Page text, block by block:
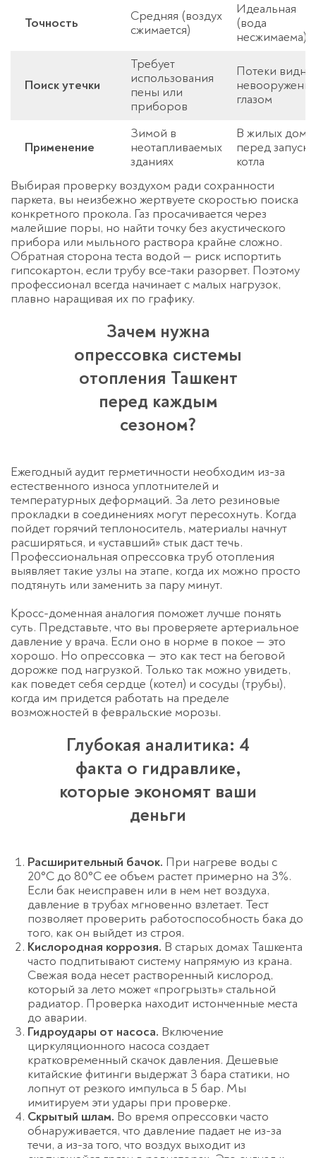
Точность
Средняя (воздух
сжимается)
Идеальная
(вода
несжимаема)
Поиск утечки
Требует
использования
пены или
приборов
Потеки видны
глазом
Применение
Зимой в
неотапливаемых
зданиях
В жилых
перед
котла
Выбирая проверку воздухом ради сохранности
паркета, вы неизбежно жертвуете скоростью поиска
конкретного прокола. Газ просачивается через
малейшие поры, но найти точку без акустического
прибора или мыльного раствора крайне сложно.
Обратная сторона теста водой — риск испортить
гипсокартон, если трубу все-таки разорвет. Поэтому
профессионал всегда начинает с малых нагрузок,
плавно наращивая их по графику.
Зачем нужна
опрессовка системы
отопления Ташкент
перед каждым
сезоном?
Ежегодный аудит герметичности необходим из-за
естественного износа уплотнителей и
температурных деформаций. За лето резиновые
прокладки в соединениях могут пересохнуть. Когда
пойдет горячий теплоноситель, материалы начнут
расширяться, и «уставший» стык даст течь.
Профессиональная опрессовка труб отопления
выявляет такие узлы на этапе, когда их можно просто
подтянуть или заменить за пару минут.
Кросс-доменная аналогия поможет лучше понять
суть. Представьте, что вы проверяете артериальное
давление у врача. Если оно в норме в покое — это
хорошо. Но опрессовка — это как тест на беговой
дорожке под нагрузкой. Только так можно увидеть,
как поведет себя сердце (котел) и сосуды (трубы),
когда им придется работать на пределе
возможностей в февральские морозы.
Глубокая аналитика: 4
факта о гидравлике,
которые экономят ваши
деньги
Расширительный бачок. При нагреве воды с
20°C до 80°C ее объем растет примерно на 3%.
Если бак неисправен или в нем нет воздуха,
давление в трубах мгновенно взлетает. Тест
позволяет проверить работоспособность бака до
того, как он выйдет из строя.
Кислородная коррозия. В старых домах Ташкента
часто подпитывают систему напрямую из крана.
Свежая вода несет растворенный кислород,
который за лето может «прогрызть» стальной
радиатор. Проверка находит истонченные места
до аварии.
Гидроудары от насоса. Включение
циркуляционного насоса создает
кратковременный скачок давления. Дешевые
китайские фитинги выдержат 3 бара статики, но
лопнут от резкого импульса в 5 бар. Мы
имитируем эти удары при проверке.
Скрытый шлам. Во время опрессовки часто
обнаруживается, что давление падает не из-за
течи, а из-за того, что воздух выходит из